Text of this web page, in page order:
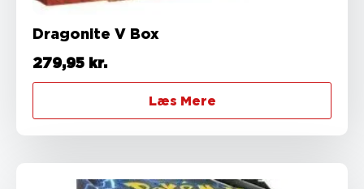
Dragonite V Box
279,95 kr.
Læs Mere